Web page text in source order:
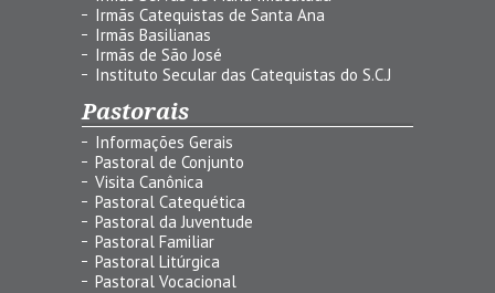
Irmãs Catequistas de Santa Ana
Irmãs Basilianas
Irmãs de São José
Instituto Secular das Catequistas do S.C.J
Pastorais
Informações Gerais
Pastoral de Conjunto
Visita Canônica
Pastoral Catequética
Pastoral da Juventude
Pastoral Familiar
Pastoral Litúrgica
Pastoral Vocacional